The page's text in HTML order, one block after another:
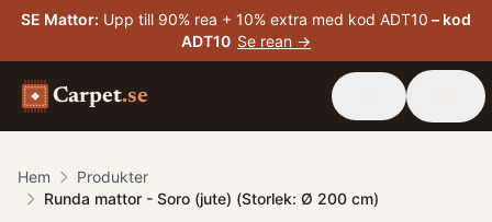
SE Mattor: Upp till 90% rea + 10% extra med kod ADT10 – kod
ADT10 Se rean →
Carpet.se
Hem
Produkter
Runda mattor - Soro (jute) (Storlek: Ø 200 cm)